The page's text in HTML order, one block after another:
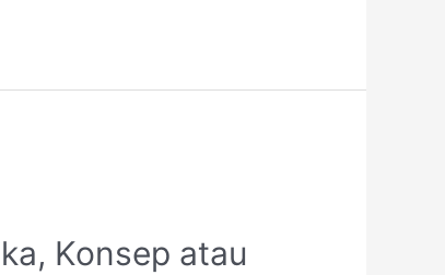
Konsep atau